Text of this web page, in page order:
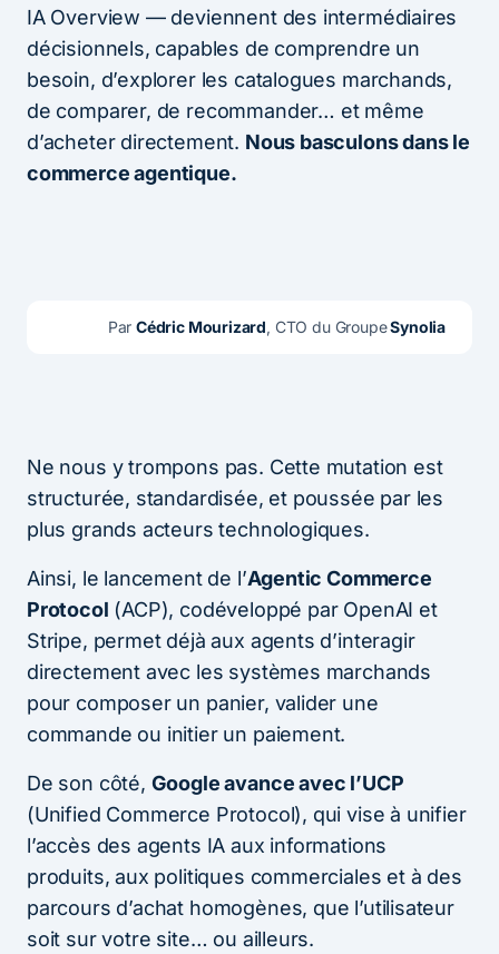
IA Overview — deviennent des intermédiaires
décisionnels, capables de comprendre un
besoin, d’explorer les catalogues marchands,
de comparer, de recommander… et même
d’acheter directement. Nous basculons dans le
commerce agentique.
Par Cédric Mourizard, CTO du Groupe Synolia
Ne nous y trompons pas. Cette mutation est
structurée, standardisée, et poussée par les
plus grands acteurs technologiques.
Ainsi, le lancement de l’Agentic Commerce
Protocol (ACP), codéveloppé par OpenAI et
Stripe, permet déjà aux agents d’interagir
directement avec les systèmes marchands
pour composer un panier, valider une
commande ou initier un paiement.
De son côté, Google avance avec l’UCP
(Unified Commerce Protocol), qui vise à unifier
l’accès des agents IA aux informations
produits, aux politiques commerciales et à des
parcours d’achat homogènes, que l’utilisateur
soit sur votre site… ou ailleurs.